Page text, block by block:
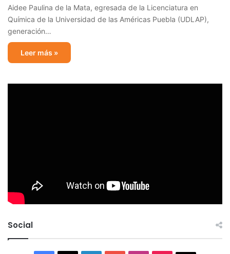
Aidee Paulina de la Mata, egresada de la Licenciatura en
Química de la Universidad de las Américas Puebla (UDLAP),
generación…
Leer más »
Social